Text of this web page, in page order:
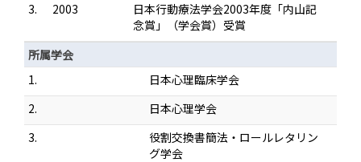
3.
2003
日本行動療法学会2003年度「内山記
念賞」（学会賞）受賞
所属学会
1.
日本心理臨床学会
2.
日本心理学会
3.
役割交換書簡法・ロールレタリン
グ学会